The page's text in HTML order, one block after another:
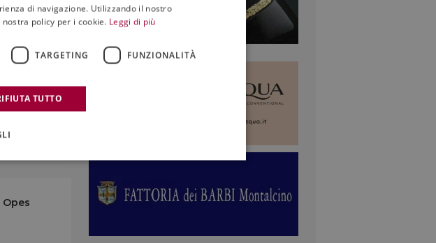
Pietra
di navigazione. Utilizzando il nostro
policy per i cookie. Leggi di più
TARGETING FUNZIONALITÀ
TUTTO